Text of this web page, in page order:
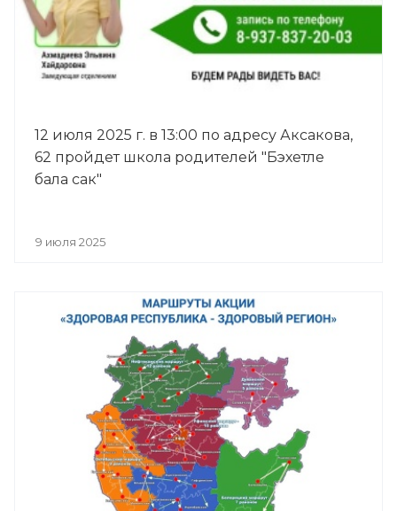
12 июля 2025 г. в 13:00 по адресу Аксакова,
62 пройдет школа родителей "Бэхетле
бала сак"
9 июля 2025